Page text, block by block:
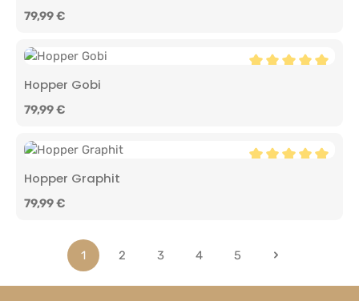
Regulärer Preis:
79,99 €
Hopper Gobi
Regulärer Preis:
79,99 €
Hopper Graphit
Regulärer Preis:
79,99 €
Seite
1
Seite
2
Seite
3
Seite
4
Seite
5